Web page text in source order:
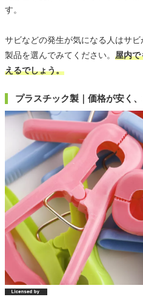
す。
サビなどの発生が気になる人はサ
製品を選んでみてください。 屋内で
えるでしょう。
プラスチック製｜価格が安く